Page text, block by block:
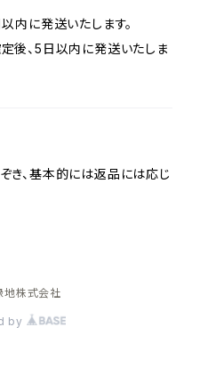
内に発送いたします。
後、5日以内に発送いたしま
き、基本的には返品には応じ
株式会社
by